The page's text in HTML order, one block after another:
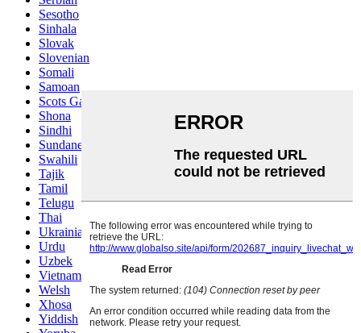
Sesotho
Sinhala
Slovak
Slovenian
Somali
Samoan
Scots Gaelic
Shona
Sindhi
Sundanese
Swahili
Tajik
Tamil
Telugu
Thai
Ukrainian
Urdu
Uzbek
Vietnamese
Welsh
Xhosa
Yiddish